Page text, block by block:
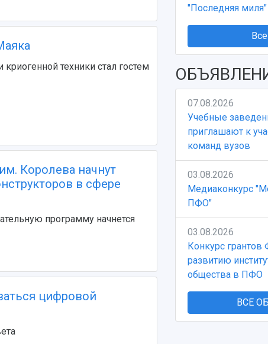
техники стал гостем
Королева начнут
в сфере
программу начнется
цифровой
"Последняя миля"
07.08.2026
Учебные
приглашают к
команд вузов
03.08.2026
Медиаконкурс
ПФО"
03.08.2026
Конкурс грантов
развитию
общества в ПФО
ВСЕ